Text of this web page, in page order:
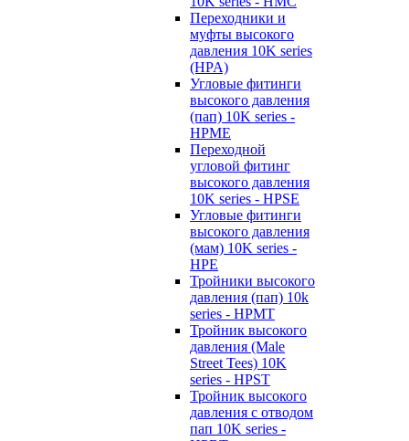
Переходники и
муфты высокого
давления 10K series
(HPA)
Угловые фитинги
высокого давления
(пап) 10K series -
HPME
Переходной
угловой фитинг
высокого давления
10K series - HPSE
Угловые фитинги
высокого давления
(мам) 10K series -
HPE
Тройники высокого
давления (пап) 10k
series - HPMT
Тройник высокого
давления (Male
Street Tees) 10K
series - HPST
Тройник высокого
давления с отводом
пап 10K series -